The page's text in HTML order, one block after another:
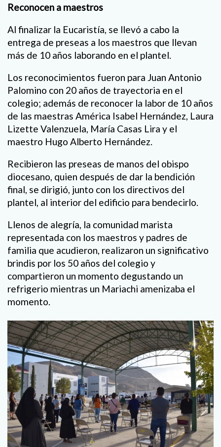
Reconocen a maestros
Al finalizar la Eucaristía, se llevó a cabo la
entrega de preseas a los maestros que llevan
más de 10 años laborando en el plantel.
Los reconocimientos fueron para Juan Antonio
Palomino con 20 años de trayectoria en el
colegio; además de reconocer la labor de 10 años
de las maestras América Isabel Hernández, Laura
Lizette Valenzuela, María Casas Lira y el
maestro Hugo Alberto Hernández.
Recibieron las preseas de manos del obispo
diocesano, quien después de dar la bendición
final, se dirigió, junto con los directivos del
plantel, al interior del edificio para bendecirlo.
Llenos de alegría, la comunidad marista
representada con los maestros y padres de
familia que acudieron, realizaron un significativo
brindis por los 50 años del colegio y
compartieron un momento degustando un
refrigerio mientras un Mariachi amenizaba el
momento.